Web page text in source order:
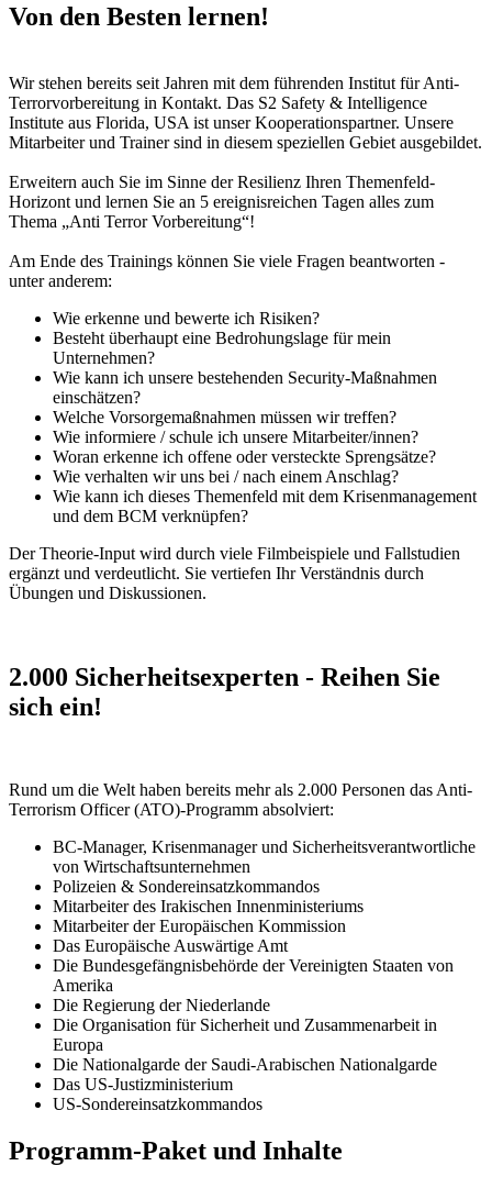
Von den Besten lernen!
Wir stehen bereits seit Jahren mit dem führenden Institut für Anti-
Terrorvorbereitung in Kontakt. Das S2 Safety & Intelligence
Institute aus Florida, USA ist unser Kooperationspartner. Unsere
Mitarbeiter und Trainer sind in diesem speziellen Gebiet ausgebildet.
Erweitern auch Sie im Sinne der Resilienz Ihren Themenfeld-
Horizont und lernen Sie an 5 ereignisreichen Tagen alles zum
Thema „Anti Terror Vorbereitung“!
Am Ende des Trainings können Sie viele Fragen beantworten -
unter anderem:
Wie erkenne und bewerte ich Risiken?
Besteht überhaupt eine Bedrohungslage für mein
Unternehmen?
Wie kann ich unsere bestehenden Security-Maßnahmen
einschätzen?
Welche Vorsorgemaßnahmen müssen wir treffen?
Wie informiere / schule ich unsere Mitarbeiter/innen?
Woran erkenne ich offene oder versteckte Sprengsätze?
Wie verhalten wir uns bei / nach einem Anschlag?
Wie kann ich dieses Themenfeld mit dem Krisenmanagement
und dem BCM verknüpfen?
Der Theorie-Input wird durch viele Filmbeispiele und Fallstudien
ergänzt und verdeutlicht. Sie vertiefen Ihr Verständnis durch
Übungen und Diskussionen.
2.000 Sicherheitsexperten - Reihen Sie
sich ein!
Rund um die Welt haben bereits mehr als 2.000 Personen das Anti-
Terrorism Officer (ATO)-Programm absolviert:
BC-Manager, Krisenmanager und Sicherheitsverantwortliche
von Wirtschaftsunternehmen
Polizeien & Sondereinsatzkommandos
Mitarbeiter des Irakischen Innenministeriums
Mitarbeiter der Europäischen Kommission
Das Europäische Auswärtige Amt
Die Bundesgefängnisbehörde der Vereinigten Staaten von
Amerika
Die Regierung der Niederlande
Die Organisation für Sicherheit und Zusammenarbeit in
Europa
Die Nationalgarde der Saudi-Arabischen Nationalgarde
Das US-Justizministerium
US-Sondereinsatzkommandos
Programm-Paket und Inhalte